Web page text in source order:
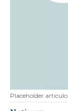
Placeholder articulo